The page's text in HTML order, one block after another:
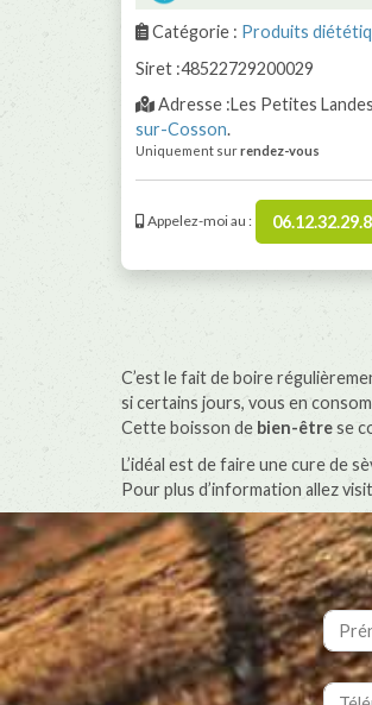
Catégorie : Produits
Siret :48522729200029
Adresse :Les Petites
sur-Cosson.
Uniquement surrendez-vous
Appelez-moi au :
C’est le fait de boire
si certains jours, vous en
Cette boisson de bien-êtrese
L’idéal est de faire une cure de
Pour plus d’information allez